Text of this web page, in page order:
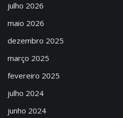
julho 2026
maio 2026
dezembro 2025
março 2025
fevereiro 2025
julho 2024
junho 2024